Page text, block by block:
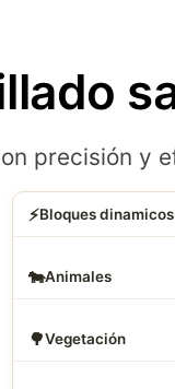
precisión y
⚡Bloques dinamicos
🐄Animales
🌳Vegetación